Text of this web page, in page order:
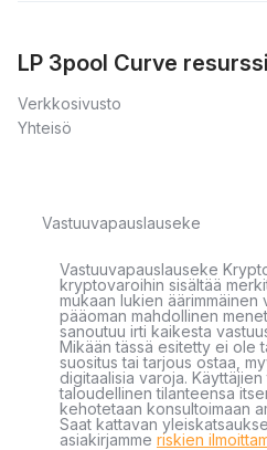
LP 3pool Curve
Verkkosivusto
Yhteisö
Vastuuvapauslauseke
Vastuuvapauslauseke
kryptovaroihin sisältää
mukaan lukien
pääoman mahdollinen
sanoutuu irti kaikesta
Mikään tässä esitetty ei ole
suositus tai tarjous ostaa,
digitaalisia varoja.
taloudellinen tilanteensa
kehotetaan konsultoimaan
Saat kattavan
asiakirjamme riskien